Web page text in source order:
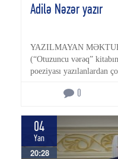
Adilə Nəzər yazır
YAZILMAYAN
(“Otuzuncu vərəq”
poeziyası yazılanlardan
0
04
Yan
20:28